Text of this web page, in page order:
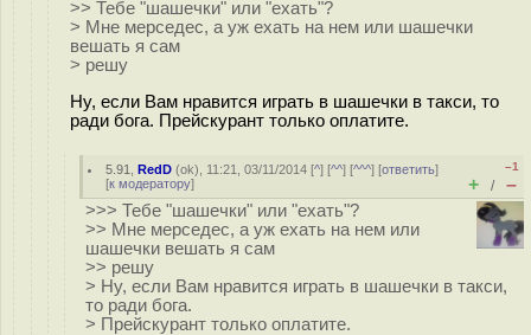
>> Тебе "шашечки" или "ехать"?
> Мне мерседес, а уж ехать на нем или шашечки
вешать я сам
> решу
Ну, если Вам нравится играть в шашечки в такси, то
ради бога. Прейскурант только оплатите.
5.91 ,RedD (ok), 11:21, 03/11/2014 [^] [^^] [^^^] [ответить]
[к модератору]
–1
+ / –
>>> Тебе "шашечки" или "ехать"?
>> Мне мерседес, а уж ехать на нем или
шашечки вешать я сам
>> решу
> Ну, если Вам нравится играть в шашечки в такси,
то ради бога.
> Прейскурант только оплатите.